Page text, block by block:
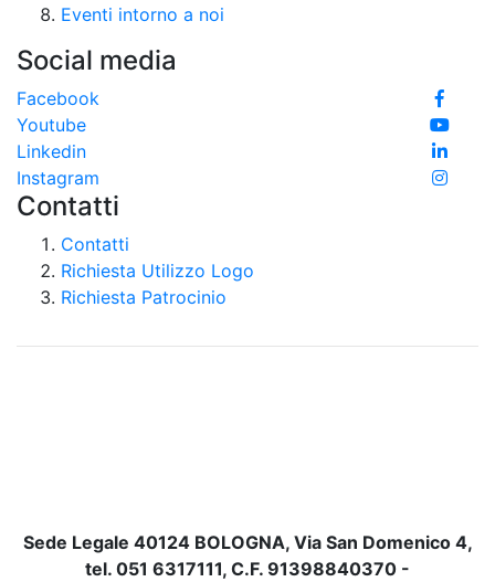
Eventi intorno a noi
Social media
Facebook
Youtube
Linkedin
Instagram
Contatti
Contatti
Richiesta Utilizzo Logo
Richiesta Patrocinio
Sede Legale 40124 BOLOGNA, Via San Domenico 4,
tel. 051 6317111, C.F. 91398840370 -